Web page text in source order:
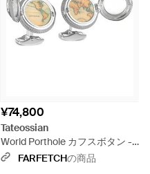
¥74,800
Tateossian
World Porthole カフスボタン -
ホワイトFARFETCHの商品